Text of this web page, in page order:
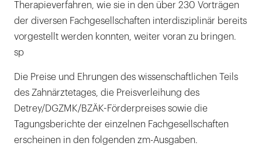
Therapieverfahren, wie sie in den über 230 Vorträgen
der diversen Fachgesellschaften interdisziplinär bereits
vorgestellt werden konnten, weiter voran zu bringen.
sp
Die Preise und Ehrungen des wissenschaftlichen Teils
des Zahnärztetages, die Preisverleihung des
Detrey/DGZMK/BZÄK-Förderpreises sowie die
Tagungsberichte der einzelnen Fachgesellschaften
erscheinen in den folgenden zm-Ausgaben.